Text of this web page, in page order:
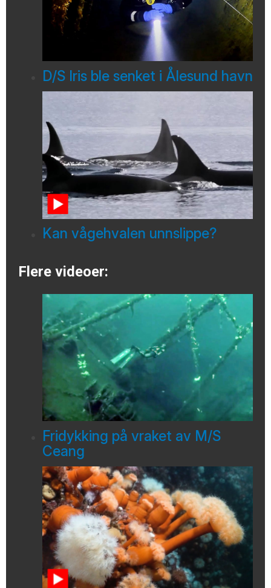
D/S Iris ble senket i Ålesund havn
Kan vågehvalen unnslippe?
Flere videoer:
Fridykking på vraket av M/S
Ceang